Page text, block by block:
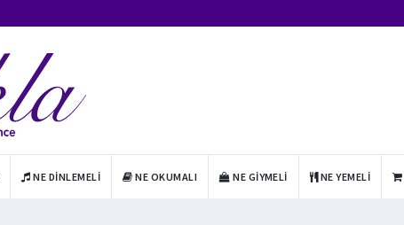
NE DINLEMELI NE OKUMALI NE GIYMELI NE YEMELI